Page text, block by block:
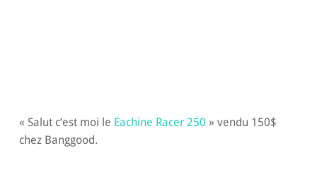
« Salut c’est moi le Eachine Racer 250 » vendu 150$
chez Banggood.